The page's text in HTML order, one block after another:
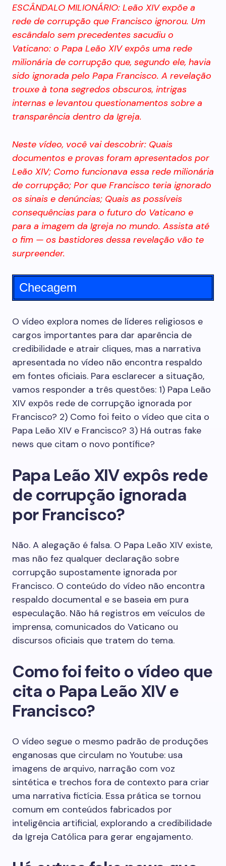
ESCÂNDALO MILIONÁRIO: Leão XIV expõe a
rede de corrupção que Francisco ignorou. Um
escândalo sem precedentes sacudiu o
Vaticano: o Papa Leão XIV expôs uma rede
milionária de corrupção que, segundo ele, havia
sido ignorada pelo Papa Francisco. A revelação
trouxe à tona segredos obscuros, intrigas
internas e levantou questionamentos sobre a
transparência dentro da Igreja.
Neste vídeo, você vai descobrir: Quais
documentos e provas foram apresentados por
Leão XIV; Como funcionava essa rede milionária
de corrupção; Por que Francisco teria ignorado
os sinais e denúncias; Quais as possíveis
consequências para o futuro do Vaticano e
para a imagem da Igreja no mundo. Assista até
o fim — os bastidores dessa revelação vão te
surpreender.
Checagem
O vídeo explora nomes de líderes religiosos e
cargos importantes para dar aparência de
credibilidade e atrair cliques, mas a narrativa
apresentada no vídeo não encontra respaldo
em fontes oficiais. Para esclarecer a situação,
vamos responder a três questões: 1) Papa Leão
XIV expôs rede de corrupção ignorada por
Francisco? 2) Como foi feito o vídeo que cita o
Papa Leão XIV e Francisco? 3) Há outras fake
news que citam o novo pontífice?
Papa Leão XIV expôs rede
de corrupção ignorada
por Francisco?
Não. A alegação é falsa. O Papa Leão XIV existe,
mas não fez qualquer declaração sobre
corrupção supostamente ignorada por
Francisco. O conteúdo do vídeo não encontra
respaldo documental e se baseia em pura
especulação. Não há registros em veículos de
imprensa, comunicados do Vaticano ou
discursos oficiais que tratem do tema.
Como foi feito o vídeo que
cita o Papa Leão XIV e
Francisco?
O vídeo segue o mesmo padrão de produções
enganosas que circulam no Youtube: usa
imagens de arquivo, narração com voz
sintética e trechos fora de contexto para criar
uma narrativa fictícia. Essa prática se tornou
comum em conteúdos fabricados por
inteligência artificial, explorando a credibilidade
da Igreja Católica para gerar engajamento.